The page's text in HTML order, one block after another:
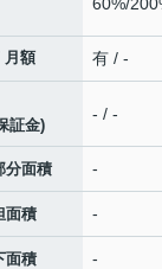
月額 有 / -
証金)
- / -
分面積 -
面積 -
面積 -